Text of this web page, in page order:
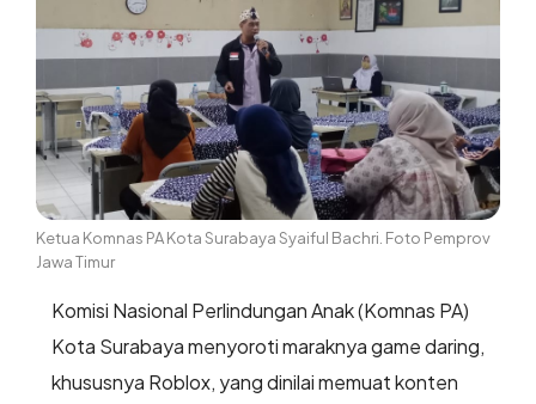
Ketua Komnas PA Kota Surabaya Syaiful Bachri. Foto Pemprov
Jawa Timur
Komisi Nasional Perlindungan Anak (Komnas PA)
Kota Surabaya menyoroti maraknya game daring,
khususnya Roblox, yang dinilai memuat konten